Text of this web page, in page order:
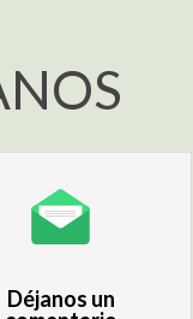
Déjanos un